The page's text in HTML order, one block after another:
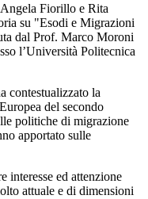
Fiorillo e Rita
su "Esodi e Migrazioni
dal Prof. Marco Moroni
l’Università Politecnica
contestualizzato la
del secondo
politiche di migrazione
apportato sulle
interesse ed attenzione
attuale e di dimensioni